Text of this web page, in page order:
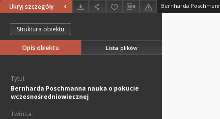
Ukryj szczegóły
Struktura obiektu
Opis obiektu Lista plików
Tytuł:
Bernharda Poschmanna nauka o pokucie
wczesnośredniowiecznej
Twórca: